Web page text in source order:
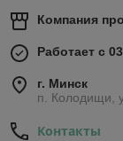
Компания
Работает с
г. Минск
п. Колодищи,
Контакты